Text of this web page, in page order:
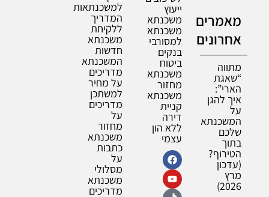
מאמרים
אחרונים
מתווה
“שאגת
הארי”:
איך להגן
על
המשכנתא
שלכם
בתוך
הטירוף?
(עדכון
מרץ
2026)
ייעוץ
משכנתא
משכנתא
למסורבי
בנקים
ביטוח
משכנתא
מחזור
משכנתא
קניית
דירה
ללא הון
עצמי
למשכנתאות
המדריך
ללקיחת
משכנתא
חדשות
המשכנתא
מדריכים
על מחיר
למשתכן
מדריכים
על
מחזור
משכנתא
כתבות
על
מסלולי
משכנתא
מדריכים